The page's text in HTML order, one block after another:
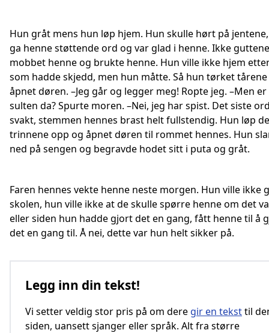
Hun gråt mens hun løp hjem. Hun skulle hørt på
ga henne støttende ord og var glad i henne. Ikke
mobbet henne og brukte henne. Hun ville ikke hjem
som hadde skjedd, men hun måtte. Så hun tørket
åpnet døren. –Jeg går og legger meg! Ropte jeg. –Men
sulten da? Spurte moren. –Nei, jeg har spist. Det siste
svakt, stemmen hennes brast helt fullstendig. Hun løp
trinnene opp og åpnet døren til rommet hennes. Hun
ned på sengen og begravde hodet sitt i puta og gråt.
Faren hennes vekte henne neste morgen. Hun ville ikke
skolen, hun ville ikke at de skulle spørre henne om det
eller siden hun hadde gjort det en gang, fått henne til å
det en gang til. Å nei, dette var hun helt sikker på.
Legg inn din tekst!
Vi setter veldig stor pris på om dere gir en teksttil
siden, uansett sjanger eller språk. Alt fra større